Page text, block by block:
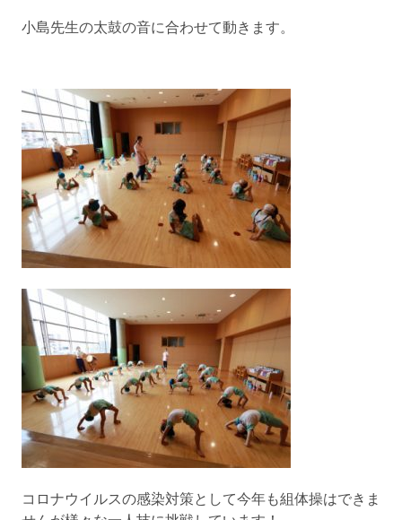
小島先生の太鼓の音に合わせて動きます。
コロナウイルスの感染対策として今年も組体操はできま